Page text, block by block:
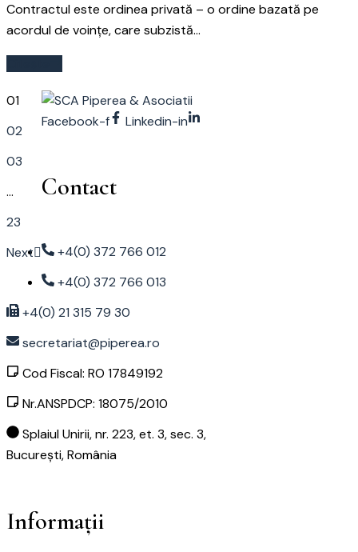
Contractul este ordinea privată – o ordine bazată pe
acordul de voințe, care subzistă...
01
02
03
…
23
Next
Facebook-f Linkedin-in
Contact
+4(0) 372 766 012
+4(0) 372 766 013
+4(0) 21 315 79 30
secretariat@piperea.ro
Cod Fiscal: RO 17849192
Nr.ANSPDCP: 18075/2010
Splaiul Unirii, nr. 223, et. 3, sec. 3,
București, România
Informații